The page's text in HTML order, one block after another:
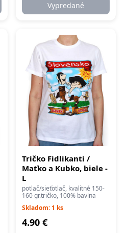
Vypredané
Tričko Fidlikanti /
Maťko a Kubko, biele -
L
potlač/sieťotlač, kvalitné 150-
160 gr.tričko, 100% bavlna
Skladom: 1 ks
4.90 €